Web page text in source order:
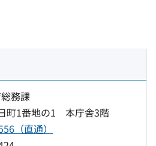
務課
町1番地の1 本庁舎3階
（直通）